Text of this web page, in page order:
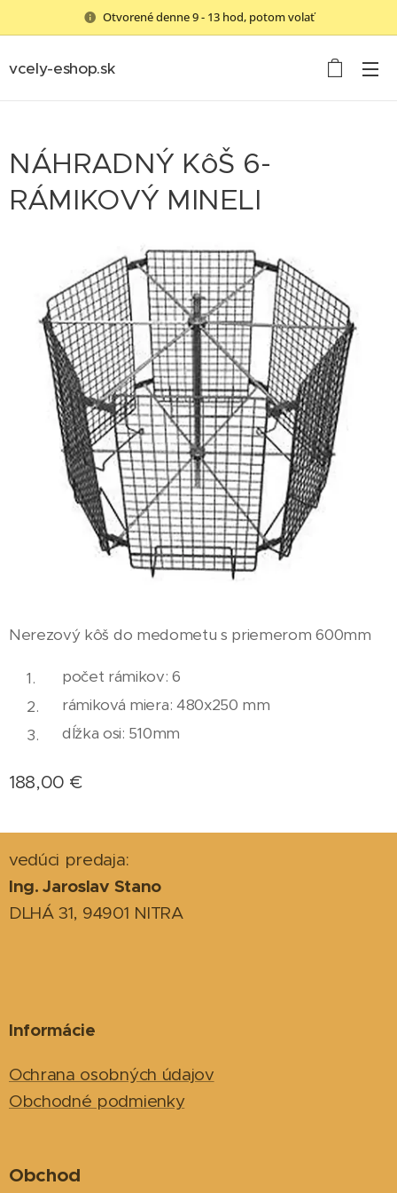
Otvorené denne 9 - 13 hod, potom volať
vcely-eshop.sk
NÁHRADNÝ KôŠ 6-
RÁMIKOVÝ MINELI
Nerezový kôš do medometu s priemerom 600mm
počet rámikov: 6
rámiková miera: 480x250 mm
dĺžka osi: 510mm
188,00 €
vedúci predaja:
Ing. Jaroslav Stano
DLHÁ 31, 94901 NITRA
Informácie
Ochrana osobných údajov
Obchodné podmienky
Obchod